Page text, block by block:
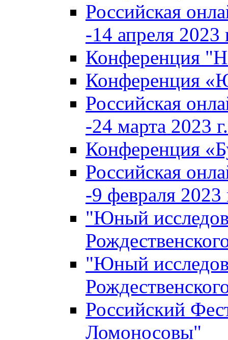
Российская
-14 апреля 2023
Конференция
Конференция
Российская
-24 марта 2023
Конференция
Российская
-9 февраля 2023
"Юный
"Юный
Российский
Ломоносовы"